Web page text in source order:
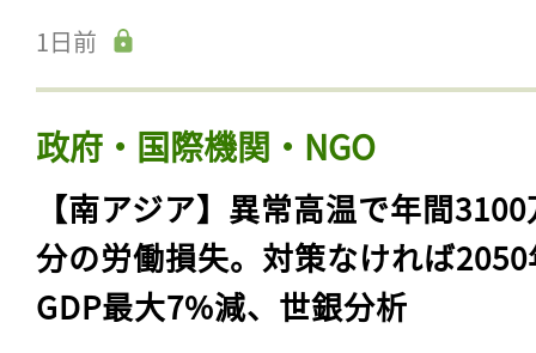
1日前
政府・国際機関・NGO
【南アジア】異常高温で年間
分の労働損失。対策なければ
GDP最大7%減、世銀分析